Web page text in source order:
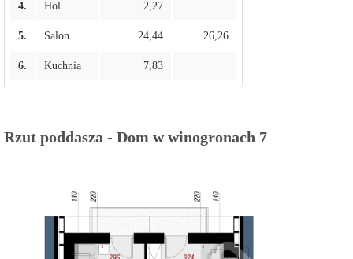
4. Hol 2,27
5. Salon 24,44 26,26
6. Kuchnia 7,83
Rzut poddasza - Dom w winogronach 7